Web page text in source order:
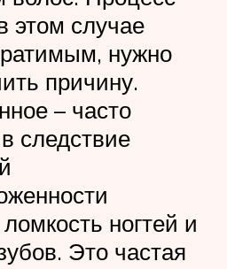
этом случае
нужно
причину.
– часто
следствие
ломкость ногтей и
Это частая